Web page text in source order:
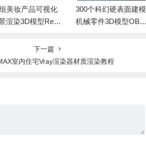
美妆产品可视化
渲染3D模型Reds
300个科幻硬表面建模
机械零件3D模型OB
e Kitbash Vol.1
下一篇
室内住宅Vray渲染器材质渲染教程